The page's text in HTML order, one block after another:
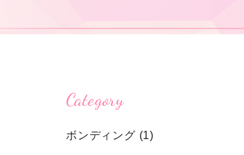
強迫性障害 認知症
Category
ボンディング (1)